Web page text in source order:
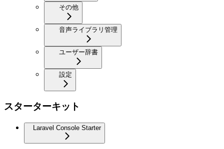
その他
音声ライブラリ管理
ユーザー辞書
設定
スターターキット
Laravel Console Starter